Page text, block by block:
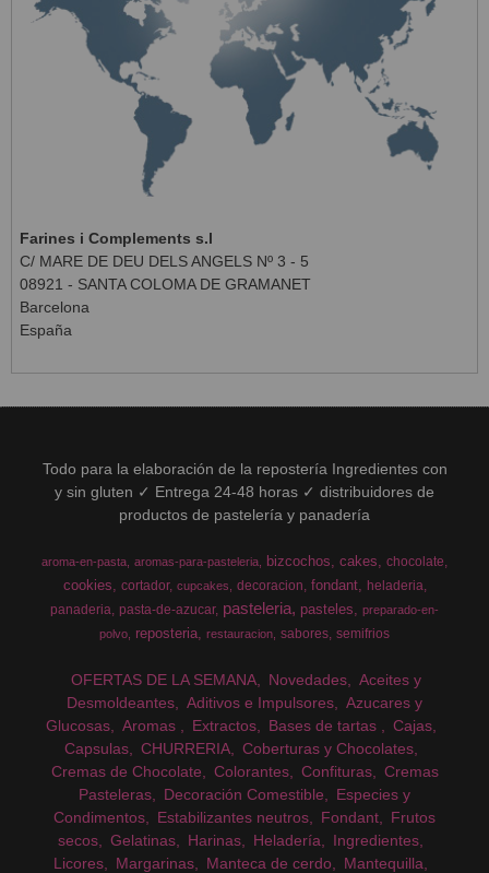
Farines i Complements s.l
C/ MARE DE DEU DELS ANGELS Nº 3 - 5
08921 - SANTA COLOMA DE GRAMANET
Barcelona
España
Todo para la elaboración de la repostería Ingredientes con
y sin gluten ✓ Entrega 24-48 horas ✓ distribuidores de
productos de pastelería y panadería
aroma-en-pasta aromas-para-pasteleria bizcochos cakes chocolate
cookies cortador cupcakes decoracion fondant
heladeria
panaderia pasta-de-azucar pasteleria pasteles
preparado-en-
polvo
reposteria restauracion sabores semifrios
OFERTAS DE LA SEMANA Novedades
Aceites y
Desmoldeantes
Aditivos e Impulsores
Azucares y
Glucosas
Aromas Extractos Bases de tartas
Cajas
Capsulas
CHURRERIA
Coberturas y Chocolates
Cremas de Chocolate
Colorantes Confituras
Cremas
Pasteleras
Decoración Comestible
Especies y
Condimentos
Estabilizantes neutros Fondant
Frutos
secos
Gelatinas Harinas Heladería
Ingredientes
Licores
Margarinas Manteca de cerdo
Mantequilla